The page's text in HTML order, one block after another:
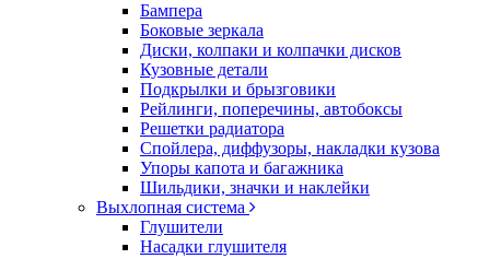
Бампера
Боковые зеркала
Диски, колпаки и колпачки дисков
Кузовные детали
Подкрылки и брызговики
Рейлинги, поперечины, автобоксы
Решетки радиатора
Спойлера, диффузоры, накладки кузова
Упоры капота и багажника
Шильдики, значки и наклейки
Выхлопная система
Глушители
Насадки глушителя